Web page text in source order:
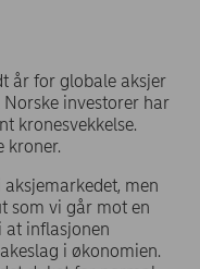
år for globale aksjer
investorer har
kronesvekkelse.
kroner.
men
som vi går mot en
at inflasjonen
i økonomien.